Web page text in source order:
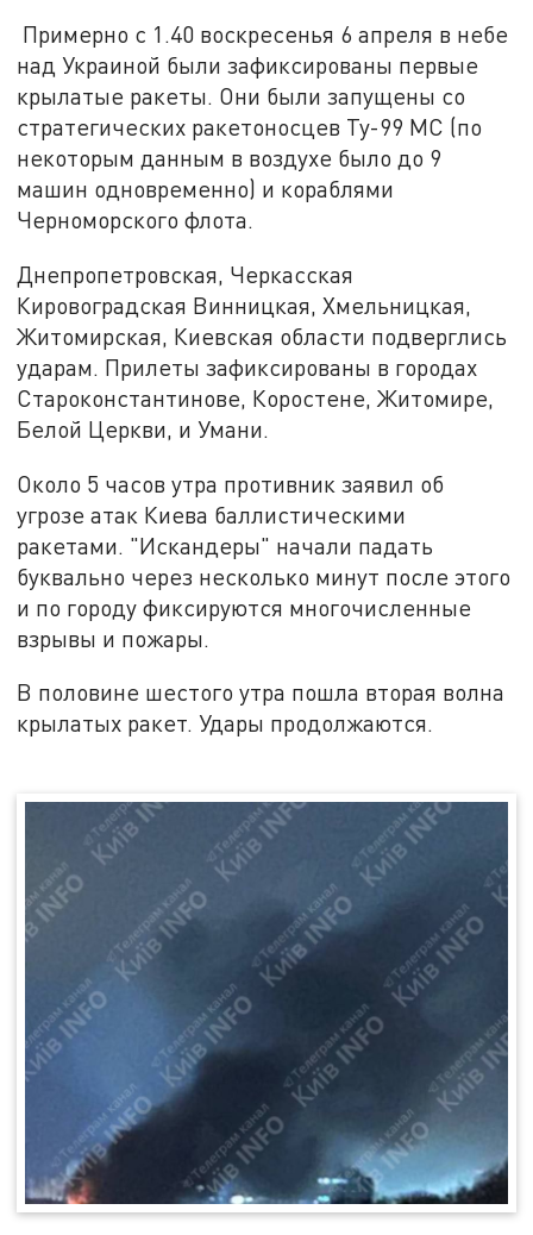
Примерно с 1.40 воскресенья 6 апреля в небе
над Украиной были зафиксированы первые
крылатые ракеты. Они были запущены со
стратегических ракетоносцев Ту-99 МС (по
некоторым данным в воздухе было до 9
машин одновременно) и кораблями
Черноморского флота.
Днепропетровская, Черкасская
Кировоградская Винницкая, Хмельницкая,
Житомирская, Киевская области подверглись
ударам. Прилеты зафиксированы в городах
Староконстантинове, Коростене, Житомире,
Белой Церкви, и Умани.
Около 5 часов утра противник заявил об
угрозе атак Киева баллистическими
ракетами. "Искандеры" начали падать
буквально через несколько минут после этого
и по городу фиксируются многочисленные
взрывы и пожары.
В половине шестого утра пошла вторая волна
крылатых ракет. Удары продолжаются.